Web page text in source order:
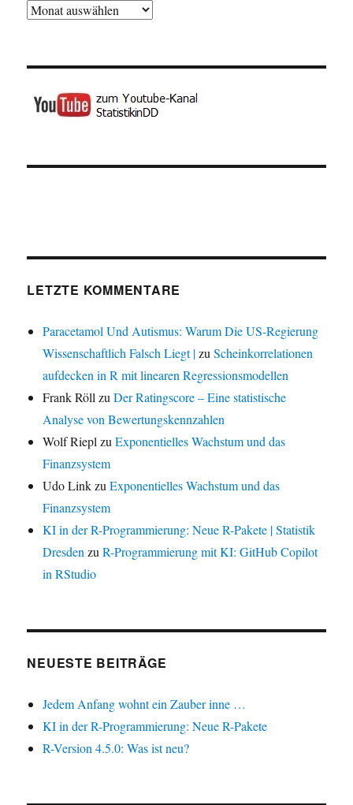
Archiv
LETZTE KOMMENTARE
Paracetamol Und Autismus: Warum Die US-Regierung
Wissenschaftlich Falsch Liegt |zuScheinkorrelationen
aufdecken in R mit linearen Regressionsmodellen
Frank RöllzuDer Ratingscore – Eine statistische
Analyse von Bewertungskennzahlen
Wolf RieplzuExponentielles Wachstum und das
Finanzsystem
Udo LinkzuExponentielles Wachstum und das
Finanzsystem
KI in der R-Programmierung: Neue R-Pakete | Statistik
DresdenzuR-Programmierung mit KI: GitHub Copilot
in RStudio
NEUESTE BEITRÄGE
Jedem Anfang wohnt ein Zauber inne …
KI in der R-Programmierung: Neue R-Pakete
R-Version 4.5.0: Was ist neu?